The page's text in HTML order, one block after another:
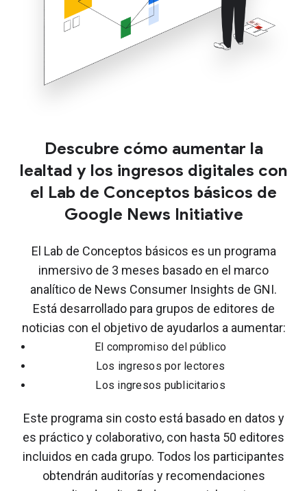
Descubre cómo aumentar la
lealtad y los ingresos digitales con
el Lab de Conceptos básicos de
Google News Initiative
El Lab de Conceptos básicos es un programa
inmersivo de 3 meses basado en el marco
analítico de News Consumer Insights de GNI.
Está desarrollado para grupos de editores de
noticias con el objetivo de ayudarlos a aumentar:
El compromiso del público
Los ingresos por lectores
Los ingresos publicitarios
Este programa sin costo está basado en datos y
es práctico y colaborativo, con hasta 50 editores
incluidos en cada grupo. Todos los participantes
obtendrán auditorías y recomendaciones